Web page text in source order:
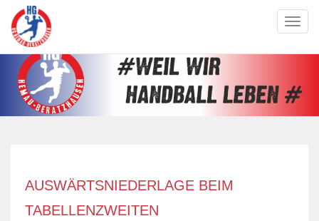
AUSWÄRTSNIEDERLAGE BEIM
TABELLENZWEITEN